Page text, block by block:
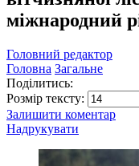
міжнародний
Головний редактор
Головна Загальне
Поділитись:
Розмір тексту:
Залишити коментар
Надрукувати